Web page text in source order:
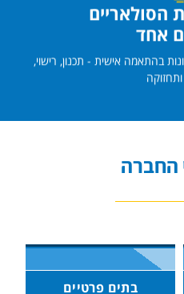
הסולאריים
אחד
בהתאמה אישית - תכנון, רישוי,
החברה
בתים פרטיים